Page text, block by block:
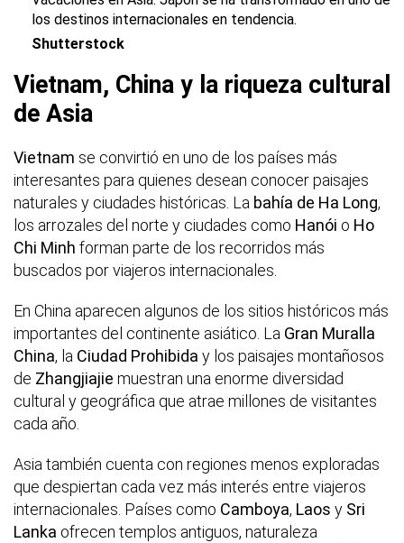
los destinos internacionales en tendencia.
Shutterstock
Vietnam, China y la riqueza cultural
de Asia
Vietnam se convirtió en uno de los países más
interesantes para quienes desean conocer paisajes
naturales y ciudades históricas. La bahía de Ha Long,
los arrozales del norte y ciudades como Hanói o Ho
Chi Minh forman parte de los recorridos más
buscados por viajeros internacionales.
En China aparecen algunos de los sitios históricos más
importantes del continente asiático. La Gran Muralla
China, la Ciudad Prohibida y los paisajes montañosos
de Zhangjiajie muestran una enorme diversidad
cultural y geográfica que atrae millones de visitantes
cada año.
Asia también cuenta con regiones menos exploradas
que despiertan cada vez más interés entre viajeros
internacionales. Países como Camboya, Laos y Sri
Lanka ofrecen templos antiguos, naturaleza